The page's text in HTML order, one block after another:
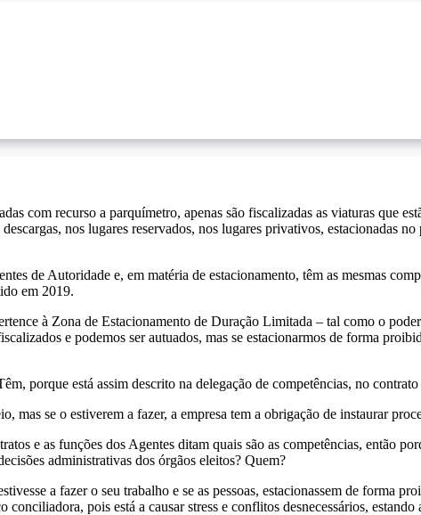
com recurso a parquímetro, apenas são fiscalizadas as viaturas que
nos lugares reservados, nos lugares privativos, estacionadas
de Autoridade e, em matéria de estacionamento, têm as mesmas
em 2019.
à Zona de Estacionamento de Duração Limitada – tal como o
e podemos ser autuados, mas se estacionarmos de forma
porque está assim descrito na delegação de competências, no contrato
se o estiverem a fazer, a empresa tem a obrigação de instaurar
e as funções dos Agentes ditam quais são as competências, então
administrativas dos órgãos eleitos? Quem?
a fazer o seu trabalho e se as pessoas, estacionassem de forma
pois está a causar stress e conflitos desnecessários,